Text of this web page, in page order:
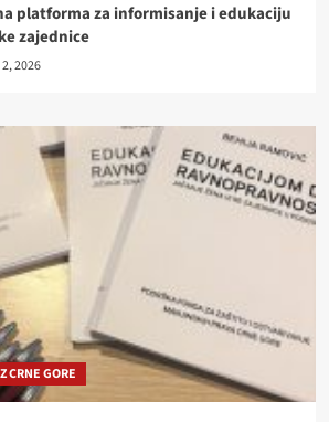
platforma za informisanje i edukaciju
zajednice
2026
CRNE GORE